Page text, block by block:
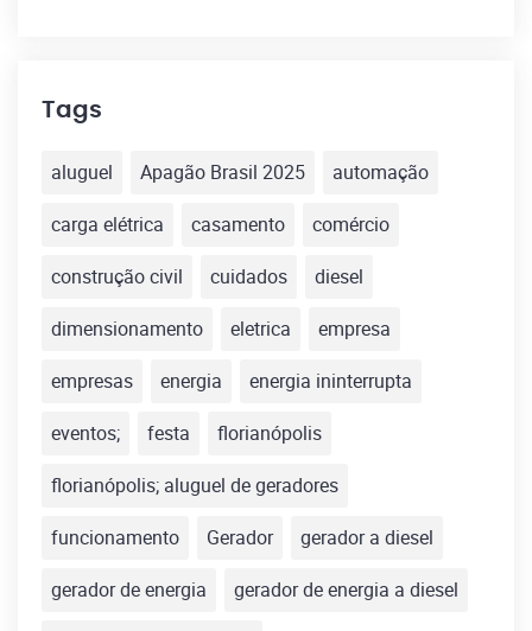
Tags
aluguel Apagão Brasil 2025
automação
carga elétrica
casamento
comércio
construção civil
cuidados
diesel
dimensionamento
eletrica
empresa
empresas
energia
energia ininterrupta
eventos;
festa
florianópolis
florianópolis; aluguel de geradores
funcionamento
Gerador
gerador a diesel
gerador de energia
gerador de energia a diesel